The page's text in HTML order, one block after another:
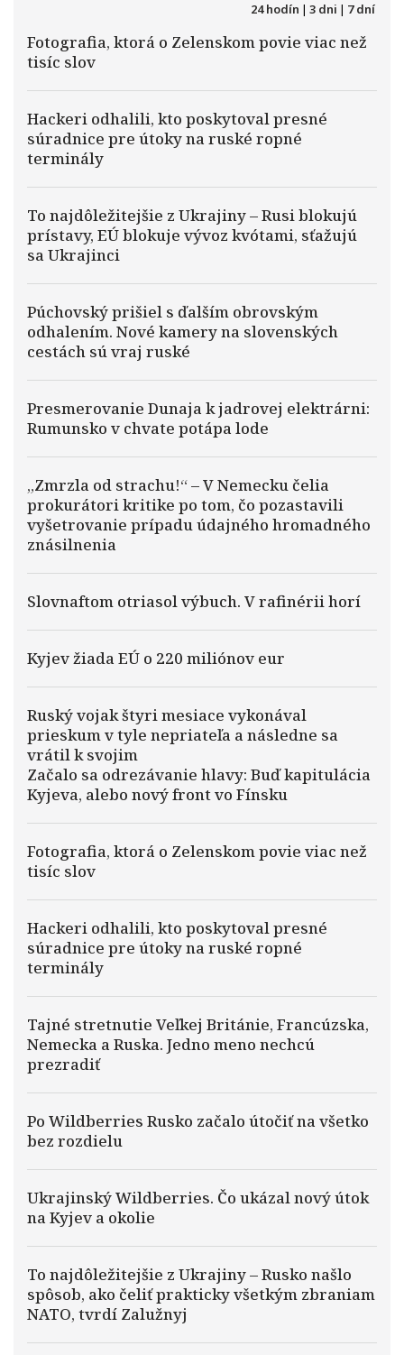
24 hodín | 3 dni | 7 dní
Fotografia, ktorá o Zelenskom povie viac než
tisíc slov
Hackeri odhalili, kto poskytoval presné
súradnice pre útoky na ruské ropné
terminály
To najdôležitejšie z Ukrajiny – Rusi blokujú
prístavy, EÚ blokuje vývoz kvótami, sťažujú
sa Ukrajinci
Púchovský prišiel s ďalším obrovským
odhalením. Nové kamery na slovenských
cestách sú vraj ruské
Presmerovanie Dunaja k jadrovej elektrárni:
Rumunsko v chvate potápa lode
„Zmrzla od strachu!“ – V Nemecku čelia
prokurátori kritike po tom, čo pozastavili
vyšetrovanie prípadu údajného hromadného
znásilnenia
Slovnaftom otriasol výbuch. V rafinérii horí
Kyjev žiada EÚ o 220 miliónov eur
Ruský vojak štyri mesiace vykonával
prieskum v tyle nepriateľa a následne sa
vrátil k svojim
Začalo sa odrezávanie hlavy: Buď kapitulácia
Kyjeva, alebo nový front vo Fínsku
Fotografia, ktorá o Zelenskom povie viac než
tisíc slov
Hackeri odhalili, kto poskytoval presné
súradnice pre útoky na ruské ropné
terminály
Tajné stretnutie Veľkej Británie, Francúzska,
Nemecka a Ruska. Jedno meno nechcú
prezradiť
Po Wildberries Rusko začalo útočiť na všetko
bez rozdielu
Ukrajinský Wildberries. Čo ukázal nový útok
na Kyjev a okolie
To najdôležitejšie z Ukrajiny – Rusko našlo
spôsob, ako čeliť prakticky všetkým zbraniam
NATO, tvrdí Zalužnyj